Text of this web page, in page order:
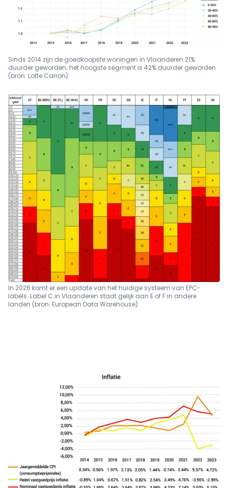
Sinds 2014 zijn de goedkoopste woningen in Vlaanderen 21%
duurder geworden; het hoogste segment is 42% duurder geworden
(bron: Lotte Carron)
In 2026 komt er een update van het huidige systeem van EPC-
labels. Label C in Vlaanderen staat gelijk aan E of F in andere
landen (bron: European Data Warehouse)